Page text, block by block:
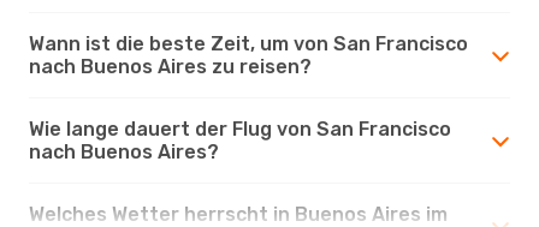
Wann ist die beste Zeit, um von San Francisco
nach Buenos Aires zu reisen?
Wie lange dauert der Flug von San Francisco
nach Buenos Aires?
Welches Wetter herrscht in Buenos Aires im